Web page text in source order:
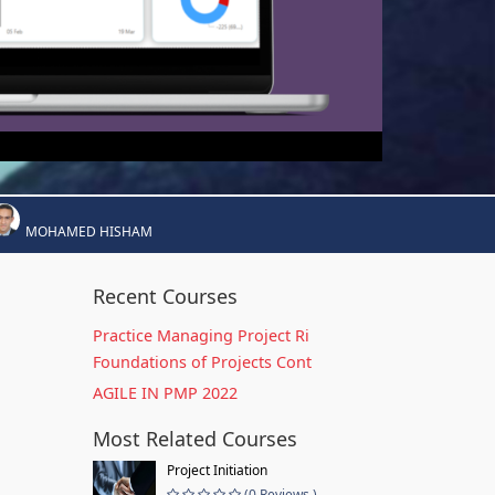
MOHAMED HISHAM
Recent Courses
Practice Managing Project Ri
Foundations of Projects Cont
AGILE IN PMP 2022
Most Related Courses
Project Initiation